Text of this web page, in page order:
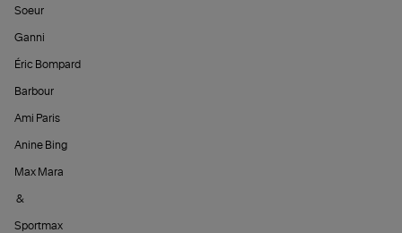
Soeur
Ganni
Éric Bompard
Barbour
Ami Paris
Anine Bing
Max Mara
&
Sportmax